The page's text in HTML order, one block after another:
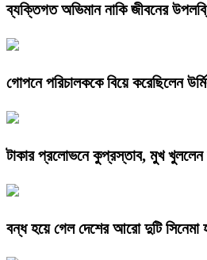
ব্যক্তিগত অভিমান নাকি জীবনের
গোপনে পরিচালককে বিয়ে করেছিলেন
টাকার প্রলোভনে কুপ্রস্তাব, মুখ খুললেন
বন্ধ হয়ে গেল দেশের আরো দুটি সিনেমা